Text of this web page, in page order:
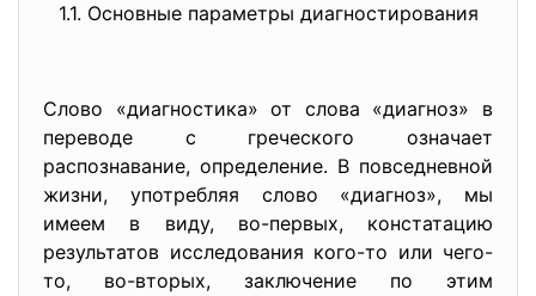
1.1. Основные параметры диагностирования
Слово «диагностика» от слова «диагноз» в
переводе с греческого означает
распознавание, определение. В повседневной
жизни, употребляя слово «диагноз», мы
имеем в виду, во-первых, констатацию
результатов исследования кого-то или чего-
то, во-вторых, заключение по этим